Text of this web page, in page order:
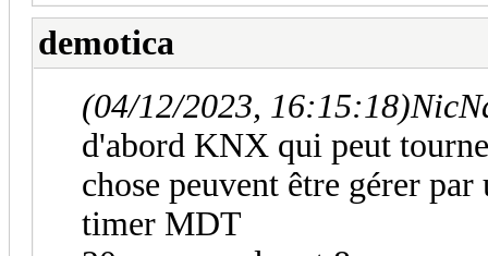
demotica
(04/12/2023, 16:15:18)
d'abord KNX qui peut
chose peuvent être gérer
timer MDT